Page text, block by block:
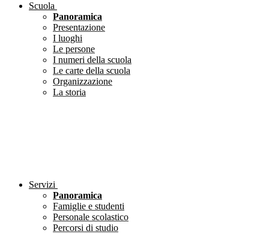
Scuola
Panoramica
Presentazione
I luoghi
Le persone
I numeri della scuola
Le carte della scuola
Organizzazione
La storia
Servizi
Panoramica
Famiglie e studenti
Personale scolastico
Percorsi di studio